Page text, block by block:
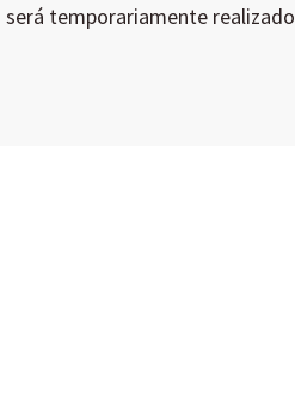
será temporariamente